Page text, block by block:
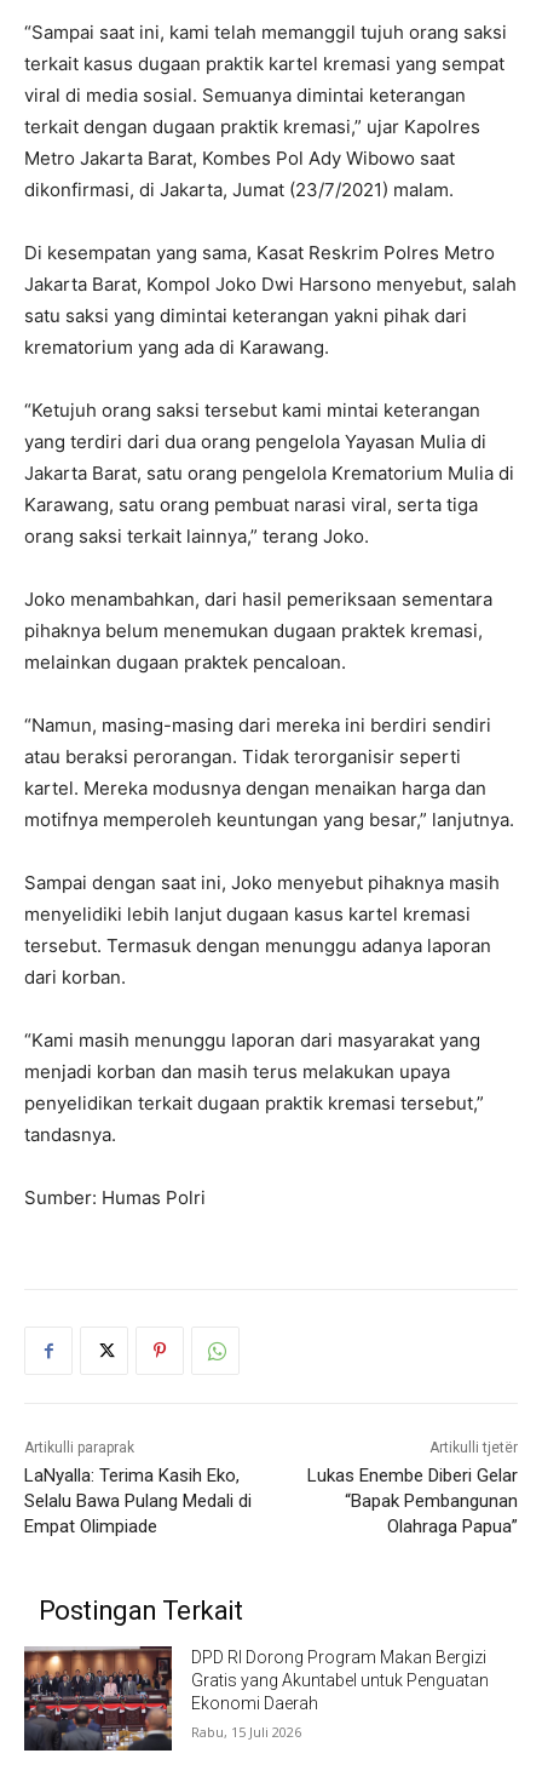
“Sampai saat ini, kami telah memanggil tujuh orang saksi
terkait kasus dugaan praktik kartel kremasi yang sempat
viral di media sosial. Semuanya dimintai keterangan
terkait dengan dugaan praktik kremasi,” ujar Kapolres
Metro Jakarta Barat, Kombes Pol Ady Wibowo saat
dikonfirmasi, di Jakarta, Jumat (23/7/2021) malam.
Di kesempatan yang sama, Kasat Reskrim Polres Metro
Jakarta Barat, Kompol Joko Dwi Harsono menyebut, salah
satu saksi yang dimintai keterangan yakni pihak dari
krematorium yang ada di Karawang.
“Ketujuh orang saksi tersebut kami mintai keterangan
yang terdiri dari dua orang pengelola Yayasan Mulia di
Jakarta Barat, satu orang pengelola Krematorium Mulia di
Karawang, satu orang pembuat narasi viral, serta tiga
orang saksi terkait lainnya,” terang Joko.
Joko menambahkan, dari hasil pemeriksaan sementara
pihaknya belum menemukan dugaan praktek kremasi,
melainkan dugaan praktek pencaloan.
“Namun, masing-masing dari mereka ini berdiri sendiri
atau beraksi perorangan. Tidak terorganisir seperti
kartel. Mereka modusnya dengan menaikan harga dan
motifnya memperoleh keuntungan yang besar,” lanjutnya.
Sampai dengan saat ini, Joko menyebut pihaknya masih
menyelidiki lebih lanjut dugaan kasus kartel kremasi
tersebut. Termasuk dengan menunggu adanya laporan
dari korban.
“Kami masih menunggu laporan dari masyarakat yang
menjadi korban dan masih terus melakukan upaya
penyelidikan terkait dugaan praktik kremasi tersebut,”
tandasnya.
Sumber: Humas Polri
Artikulli paraprak
LaNyalla: Terima Kasih Eko,
Selalu Bawa Pulang Medali di
Empat Olimpiade
Artikulli tjetër
Lukas Enembe Diberi Gelar
“Bapak Pembangunan
Olahraga Papua”
Postingan Terkait
DPD RI Dorong Program Makan Bergizi
Gratis yang Akuntabel untuk Penguatan
Ekonomi Daerah
Rabu, 15 Juli 2026